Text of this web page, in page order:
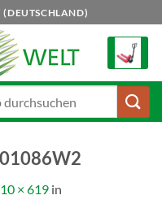
(DEUTSCHLAND)
× 619 in